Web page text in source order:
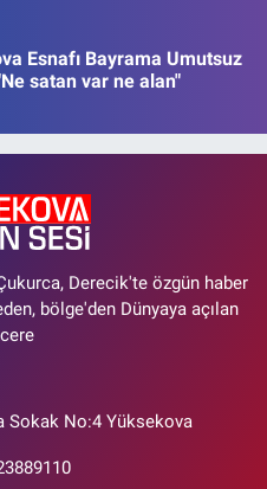
Esnafı Bayrama Umutsuz
satan var ne alan"
Derecik'te özgün haber
bölge'den Dünyaya açılan
Sokak No:4 Yüksekova